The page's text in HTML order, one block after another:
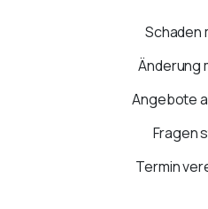
Schaden
Änderung
Angebote
Fragen
Termin